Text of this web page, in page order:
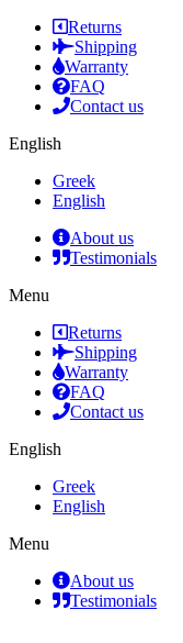
Returns
Shipping
Warranty
FAQ
Contact us
English
Greek
English
About us
Testimonials
Menu
Returns
Shipping
Warranty
FAQ
Contact us
English
Greek
English
Menu
About us
Testimonials